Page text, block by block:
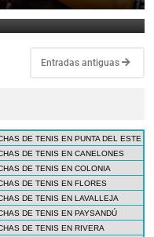
Entradas antiguas
DE TENIS EN PUNTA DEL ESTE
DE TENIS EN CANELONES
DE TENIS EN COLONIA
DE TENIS EN FLORES
DE TENIS EN LAVALLEJA
DE TENIS EN PAYSANDÚ
DE TENIS EN RIVERA